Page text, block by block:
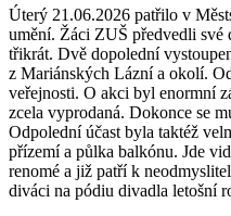
Úterý 21.06.2026 patřilo v
umění. Žáci ZUŠ předvedli své
třikrát. Dvě dopolední
z Mariánských Lázní a okolí.
veřejnosti. O akci byl enormní
zcela vyprodaná. Dokonce se
Odpolední účast byla taktéž
přízemí a půlka balkónu. Jde
renomé a již patří k
diváci na pódiu divadla letošní